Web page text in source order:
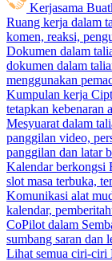
Kerjasama
Ruang kerja dalam
komen, reaksi,
Dokumen dalam
dokumen dalam
menggunakan
Kumpulan kerja
tetapkan kebenaran
Mesyuarat dalam
panggilan video,
panggilan dan latar
Kalendar berkongsi
slot masa terbuka,
Komunikasi alat
kalendar,
CoPilot dalam
sumbang saran dan
Lihat semua ciri-ciri